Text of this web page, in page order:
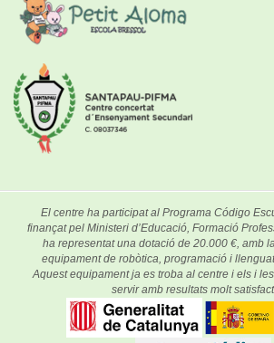
El centre ha participat al Programa Código
finançat pel Ministeri d’Educació, Formació
ha representat una dotació de 20.000 €, amb
equipament de robòtica, programació i
Aquest equipament ja es troba al centre i els i
servir amb resultats molt